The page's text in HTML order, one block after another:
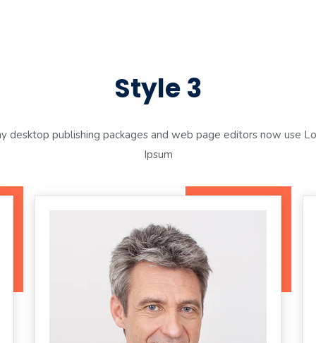
Style 3
desktop publishing packages and web page editors now use
Ipsum